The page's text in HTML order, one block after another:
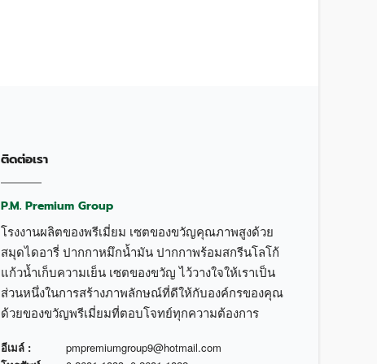
ติดต่อเรา
P.M. Premium Group
โรงงานผลิตของพรีเมี่ยม เซตของขวัญคุณภาพสูงด้วย
สมุดไดอารี่ ปากกาหมึกน้ำมัน ปากกาพร้อมสกรีนโลโก้
แก้วน้ำเก็บความเย็น เซตของขวัญ ไว้วางใจให้เราเป็น
ส่วนหนึ่งในการสร้างภาพลักษณ์ที่ดีให้กับองค์กรของคุณ
ด้วยของขวัญพรีเมี่ยมที่ตอบโจทย์ทุกความต้องการ
อีเมล์ :
pmpremiumgroup9@hotmail.com